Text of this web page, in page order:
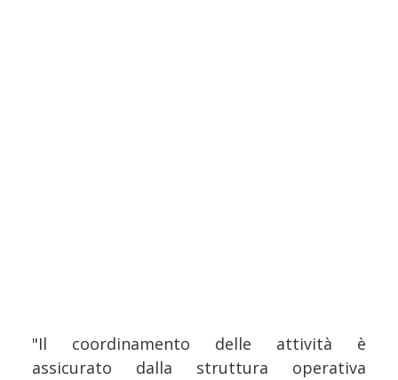
"Il coordinamento delle attività è
assicurato dalla struttura operativa